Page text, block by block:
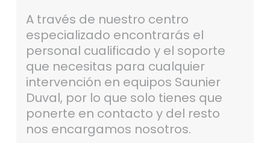
A través de nuestro centro
especializado encontrarás el
personal cualificado y el soporte
que necesitas para cualquier
intervención en equipos Saunier
Duval, por lo que solo tienes que
ponerte en contacto y del resto
nos encargamos nosotros.